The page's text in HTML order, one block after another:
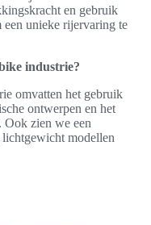
en gebruik
unieke rijervaring te
industrie?
omvatten het gebruik
ontwerpen en het
Ook zien we een
modellen